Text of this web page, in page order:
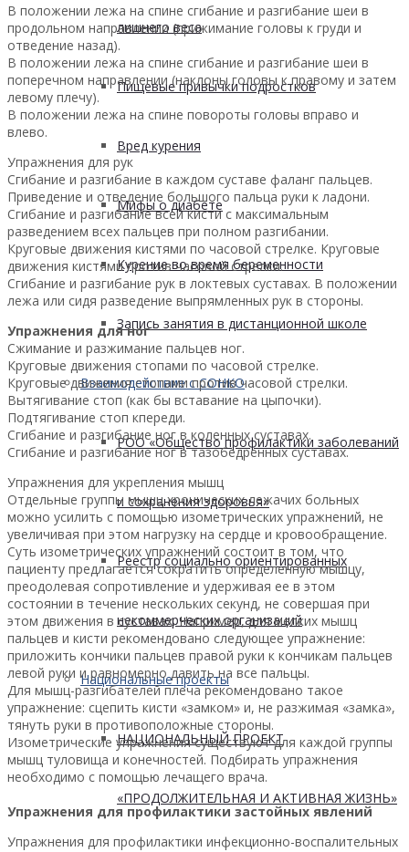
лишнего веса
Пищевые привычки подростков
Вред курения
Мифы о диабете
Курение во время беременности
Запись занятия в дистанционной школе
Взаимодействие с СОНКО
РОО «Общество профилактики заболеваний
и сохранения здоровья»
Реестр социально ориентированных
некоммерческих организаций
Национальные проекты
НАЦИОНАЛЬНЫЙ ПРОЕКТ
«ПРОДОЛЖИТЕЛЬНАЯ И АКТИВНАЯ ЖИЗНЬ»
В положении лежа на спине сгибание и разгибание шеи в
продольном направлении (прижимание головы к груди и
отведение назад).
В положении лежа на спине сгибание и разгибание шеи в
поперечном направлении (наклоны головы к правому и затем
левому плечу).
В положении лежа на спине повороты головы вправо и
влево.
Упражнения для рук
Сгибание и разгибание в каждом суставе фаланг пальцев.
Приведение и отведение большого пальца руки к ладони.
Сгибание и разгибание всей кисти с максимальным
разведением всех пальцев при полном разгибании.
Круговые движения кистями по часовой стрелке. Круговые
движения кистями против часовой стрелки.
Сгибание и разгибание рук в локтевых суставах. В положении
лежа или сидя разведение выпрямленных рук в стороны.
Упражнения для ног
Сжимание и разжимание пальцев ног.
Круговые движения стопами по часовой стрелке.
Круговые движения стопами против часовой стрелки.
Вытягивание стоп (как бы вставание на цыпочки).
Подтягивание стоп кпереди.
Сгибание и разгибание ног в коленных суставах.
Сгибание и разгибание ног в тазобедренных суставах.
Упражнения для укрепления мышц
Отдельные группы мышц хронических лежачих больных
можно усилить с помощью изометрических упражнений, не
увеличивая при этом нагрузку на сердце и кровообращение.
Суть изометрических упражнений состоит в том, что
пациенту предлагается сократить определенную мышцу,
преодолевая сопротивление и удерживая ее в этом
состоянии в течение нескольких секунд, не совершая при
этом движения в суставах. Например, для мелких мышц
пальцев и кисти рекомендовано следующее упражнение:
приложить кончики пальцев правой руки к кончикам пальцев
левой руки и равномерно давить на все пальцы.
Для мышц-разгибателей плеча рекомендовано такое
упражнение: сцепить кисти «замком» и, не разжимая «замка»,
тянуть руки в противоположные стороны.
Изометрические упражнения существуют для каждой группы
мышц туловища и конечностей. Подбирать упражнения
необходимо с помощью лечащего врача.
Упражнения для профилактики застойных явлений
Упражнения для профилактики инфекционно-воспалительных